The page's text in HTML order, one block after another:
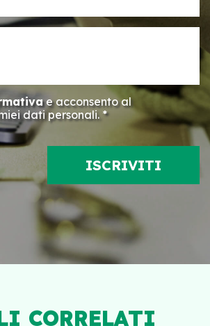
e acconsento al
dati personali. *
CORRELATI